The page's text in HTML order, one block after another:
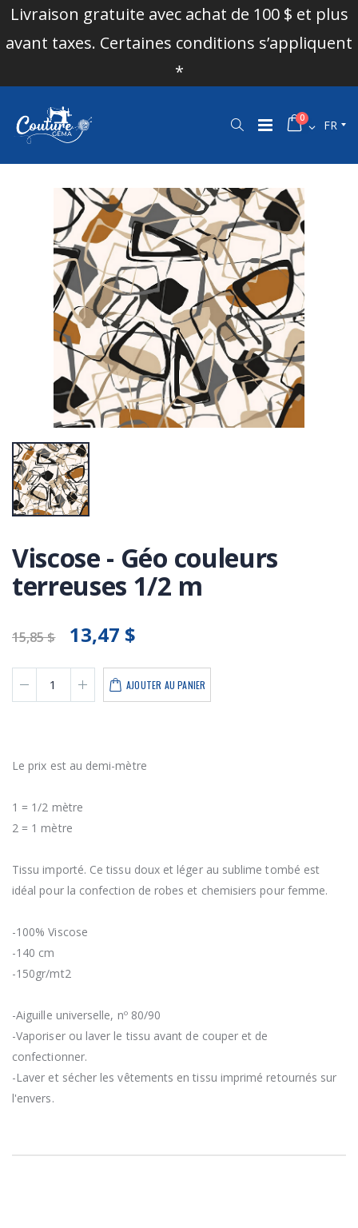
Livraison gratuite avec achat de 100 $ et plus
avant taxes. Certaines conditions s’appliquent
*
0 FR
Viscose - Géo couleurs
terreuses 1/2 m
15,85 $ 13,47 $
AJOUTER AU PANIER
Le prix est au demi-mètre
1 = 1/2 mètre
2 = 1 mètre
Tissu importé. Ce tissu doux et léger au sublime tombé est
idéal pour la confection de robes et chemisiers pour femme.
-100% Viscose
-140 cm
-150gr/mt2
-Aiguille universelle, nº 80/90
-Vaporiser ou laver le tissu avant de couper et de
confectionner.
-Laver et sécher les vêtements en tissu imprimé retournés sur
l'envers.